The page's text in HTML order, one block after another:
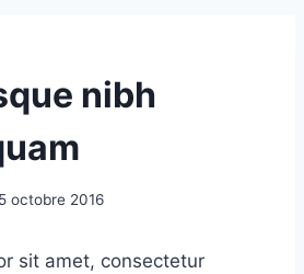
nibh
octobre 2016
sit amet, consectetur